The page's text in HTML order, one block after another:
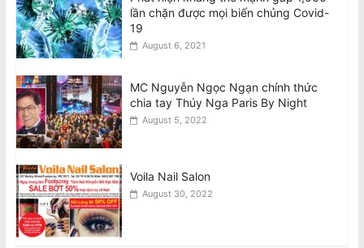
lần chặn được mọi biến chủng Covid-
19
August 6, 2021
MC Nguyễn Ngọc Ngạn chính thức
chia tay Thúy Nga Paris By Night
August 5, 2022
Voila Nail Salon
August 30, 2022